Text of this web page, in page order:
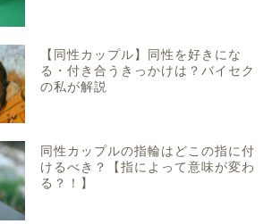
【同性カップル】同性を好きにな
る・付き合うきっかけは？バイセク
の私が解説
同性カップルの指輪はどこの指に付
けるべき？【指によって意味が変わ
る？！】